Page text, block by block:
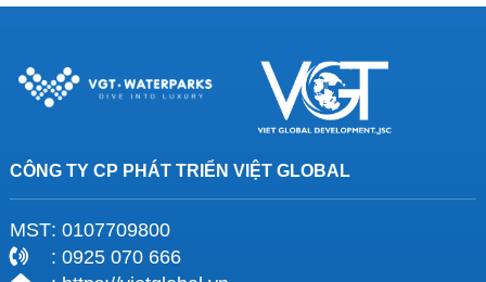
CÔNG TY CP PHÁT TRIỂN VIỆT GLOBAL
MST: 0107709800
: 0925 070 666